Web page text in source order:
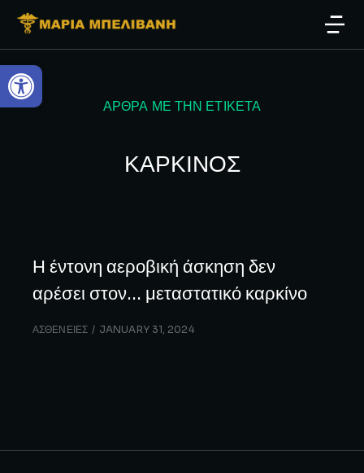
Open toolbar
ΑΡΘΡΑ ΜΕ ΤΗΝ ΕΤΙΚΕΤΑ
ΚΑΡΚΙΝΟΣ
Η έντονη αεροβική άσκηση δεν
αρέσει στον… μεταστατικό καρκίνο
ΑΣΘΕΝΕΙΕΣ JANUARY 31, 2024